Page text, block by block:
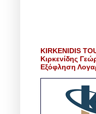
KIRKENIDIS
Κιρκενίδης
Εξόφληση